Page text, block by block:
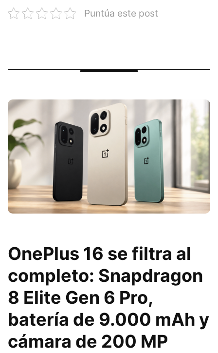
Puntúa este post
OnePlus 16 se filtra al
completo: Snapdragon
8 Elite Gen 6 Pro,
batería de 9.000 mAh y
cámara de 200 MP